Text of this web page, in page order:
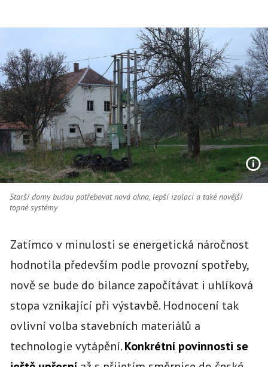
Starší domy budou potřebovat nová okna, lepší izolaci a také novější
topné systémy
Zatímco v minulosti se energetická náročnost
hodnotila především podle provozní spotřeby,
nově se bude do bilance započítávat i uhlíková
stopa vznikající při výstavbě. Hodnocení tak
ovlivní volba stavebních materiálů a
technologie vytápění.Konkrétní povinnosti se